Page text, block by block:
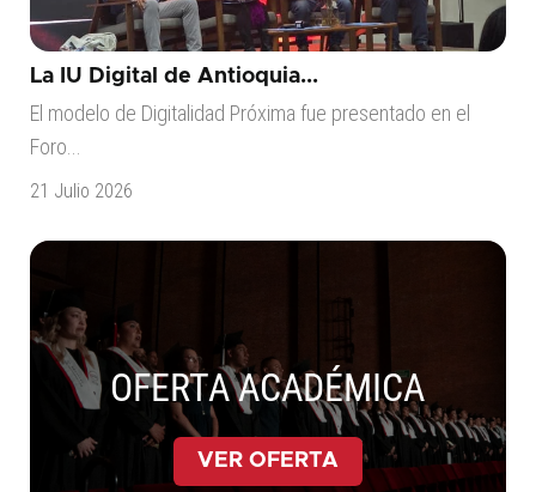
La IU Digital de Antioquia...
El modelo de Digitalidad Próxima fue presentado en el
Foro...
21 Julio 2026
OFERTA ACADÉMICA
VER OFERTA